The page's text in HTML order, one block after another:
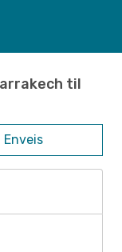
til
Enveis